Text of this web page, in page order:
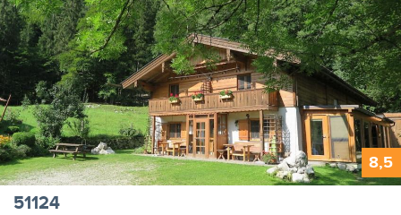
8,5
51124